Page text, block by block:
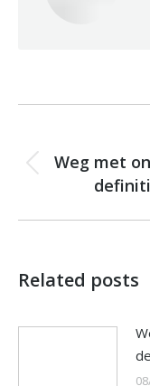
navigation
Weg met
Related posts